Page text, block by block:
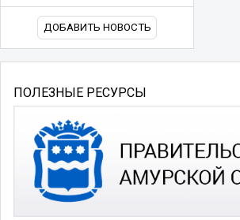
ДОБАВИТЬ НОВОСТЬ
ПОЛЕЗНЫЕ РЕСУРСЫ